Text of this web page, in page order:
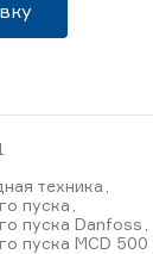
техника
пуска
пуска Danfoss
пуска MCD 500